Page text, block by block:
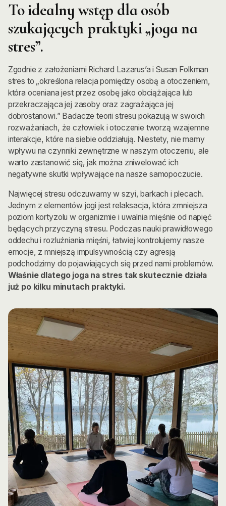
To idealny wstęp dla osób
szukających praktyki „joga na
stres”.
Zgodnie z założeniami Richard Lazarus’a i Susan Folkman
stres to „określona relacja pomiędzy osobą a otoczeniem,
która oceniana jest przez osobę jako obciążająca lub
przekraczająca jej zasoby oraz zagrażająca jej
dobrostanowi.” Badacze teorii stresu pokazują w swoich
rozważaniach, że człowiek i otoczenie tworzą wzajemne
interakcje, które na siebie oddziałują. Niestety, nie mamy
wpływu na czynniki zewnętrzne w naszym otoczeniu, ale
warto zastanowić się, jak można zniwelować ich
negatywne skutki wpływające na nasze samopoczucie.
Najwięcej stresu odczuwamy w szyi, barkach i plecach.
Jednym z elementów jogi jest relaksacja, która zmniejsza
poziom kortyzolu w organizmie i uwalnia mięśnie od napięć
będących przyczyną stresu. Podczas nauki prawidłowego
oddechu i rozluźniania mięśni, łatwiej kontrolujemy nasze
emocje, z mniejszą impulsywnością czy agresją
podchodzimy do pojawiających się przed nami problemów.
Właśnie dlatego joga na stres tak skutecznie działa
już po kilku minutach praktyki.